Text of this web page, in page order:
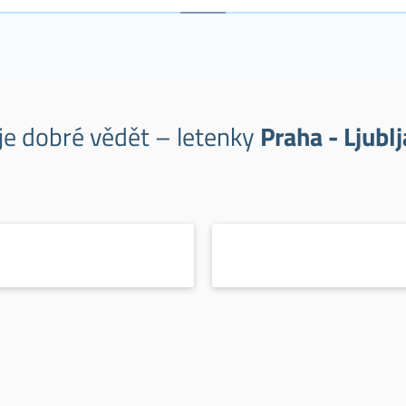
dobré vědět – letenky Praha -